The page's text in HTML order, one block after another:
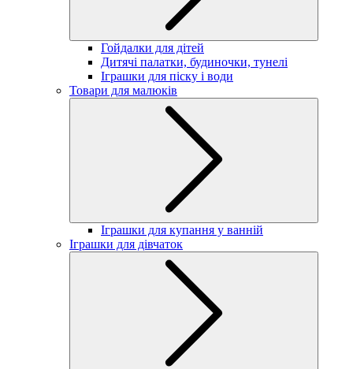
Гойдалки для дітей
Дитячі палатки, будиночки, тунелі
Іграшки для піску і води
Товари для малюків
Іграшки для купання у ванній
Іграшки для дівчаток